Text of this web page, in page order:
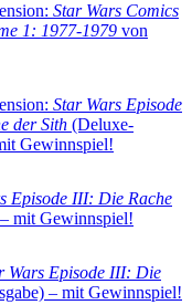
Star Wars Comics
1: 1977-1979 von
Star Wars Episode
der Sith (Deluxe-
Gewinnspiel!
Episode III: Die Rache
mit Gewinnspiel!
Wars Episode III: Die
– mit Gewinnspiel!